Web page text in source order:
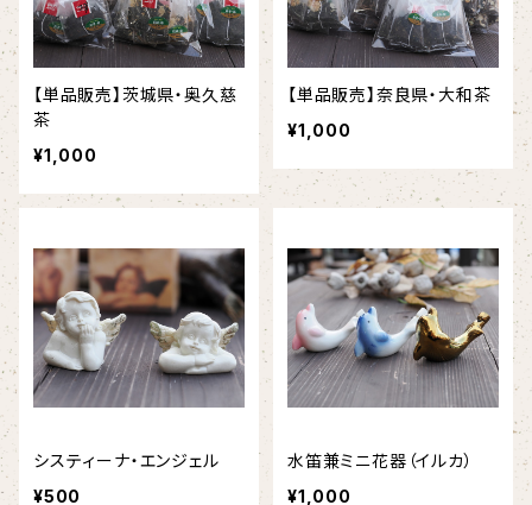
【単品販売】茨城県・奥久慈
茶
¥1,000
【単品販売】奈良県・大和茶
¥1,000
システィーナ・エンジェル
¥500
水笛兼ミニ花器（イルカ）
¥1,000